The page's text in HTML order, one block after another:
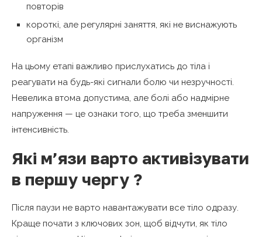
повторів
короткі, але регулярні заняття, які не виснажують
організм
На цьому етапі важливо прислухатись до тіла і
реагувати на будь-які сигнали болю чи незручності.
Невелика втома допустима, але болі або надмірне
напруження — це ознаки того, що треба зменшити
інтенсивність.
Які м’язи варто активізувати
в першу чергу ?
Після паузи не варто навантажувати все тіло одразу.
Краще почати з ключових зон, щоб відчути, як тіло